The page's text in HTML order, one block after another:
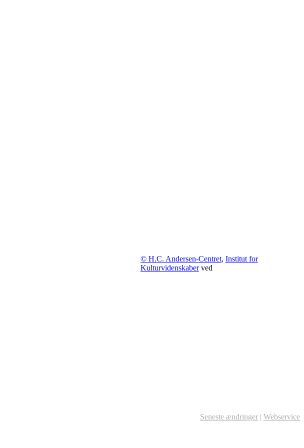
© H.C. Andersen-Centret, Institut for
Kulturvidenskaberved
Seneste ændringer | Webservice